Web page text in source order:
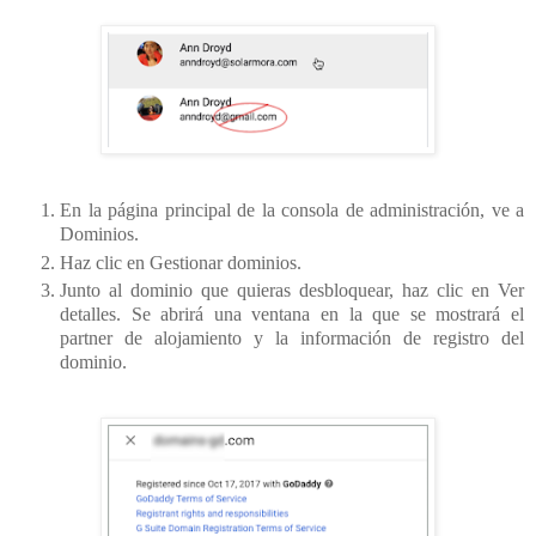
En la página principal de la consola de administración, ve a
Dominios.
Haz clic en Gestionar dominios.
Junto al dominio que quieras desbloquear, haz clic en Ver
detalles. Se abrirá una ventana en la que se mostrará el
partner de alojamiento y la información de registro del
dominio.